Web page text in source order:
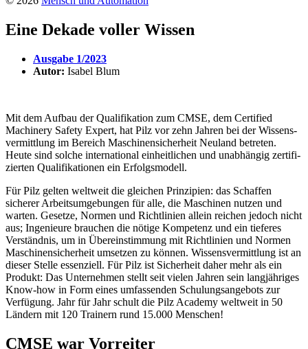
Eine Dekade voller Wissen
Ausgabe 1/2023
Autor: Isabel Blum
Mit dem Aufbau der Quali­fi­ka­tion zum CMSE, dem Certi­fied
Machi­nery Safety Expert, hat Pilz vor zehn Jahren bei der Wissens­
ver­mitt­lung im Bereich Maschi­nen­si­cher­heit Neuland betreten.
Heute sind solche inter­na­tional einheit­li­chen und unab­hängig zerti­fi­
zierten Quali­fi­ka­tionen ein Erfolgs­mo­dell.
Für Pilz gelten welt­weit die glei­chen Prin­zi­pien: das Schaffen
sicherer Arbeits­um­ge­bungen für alle, die Maschinen nutzen und
warten. Gesetze, Normen und Richt­li­nien allein reichen jedoch nicht
aus; Inge­nieure brau­chen die nötige Kompe­tenz und ein tieferes
Verständnis, um in Über­ein­stim­mung mit Richt­li­nien und Normen
Maschi­nen­si­cher­heit umsetzen zu können. Wissens­ver­mitt­lung ist an
dieser Stelle essen­ziell. Für Pilz ist Sicher­heit daher mehr als ein
Produkt: Das Unter­nehmen stellt seit vielen Jahren sein lang­jäh­riges
Know-how in Form eines umfas­senden Schu­lungs­an­ge­bots zur
Verfü­gung. Jahr für Jahr schult die Pilz Academy welt­weit in 50
Ländern mit 120 Trai­nern rund 15.000 Menschen!
CMSE war Vorreiter